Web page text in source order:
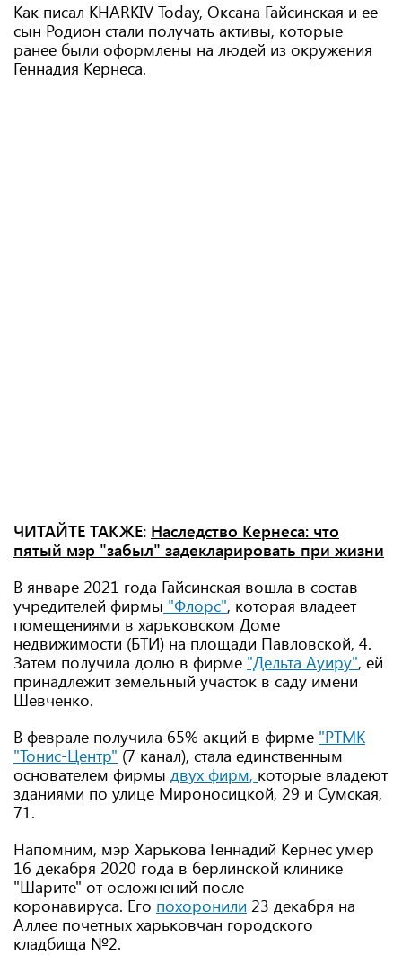
Как писал KHARKIV Today, Оксана Гайсинская и ее
сын Родион стали получать активы, которые
ранее были оформлены на людей из окружения
Геннадия Кернеса.
ЧИТАЙТЕ ТАКЖЕ: Наследство Кернеса: что
пятый мэр "забыл" задекларировать при жизни
В январе 2021 года Гайсинская вошла в состав
учредителей фирмы "Флорс", которая владеет
помещениями в харьковском Доме
недвижимости (БТИ) на площади Павловской, 4.
Затем получила долю в фирме "Дельта Ауиру", ей
принадлежит земельный участок в саду имени
Шевченко.
В феврале получила 65% акций в фирме "РТМК
"Тонис-Центр" (7 канал), стала единственным
основателем фирмы двух фирм, которые владеют
зданиями по улице Мироносицкой, 29 и Сумская,
71.
Напомним, мэр Харькова Геннадий Кернес умер
16 декабря 2020 года в берлинской клинике
"Шарите" от осложнений после
коронавируса. Его похоронили 23 декабря на
Аллее почетных харьковчан городского
кладбища №2.